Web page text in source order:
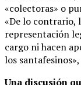
«colectoras» o
«De lo contrario,
representación
cargo ni hacen
los
Una discusión